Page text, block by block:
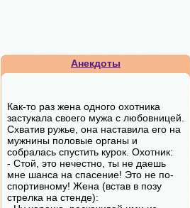
Анекдоты
Как-то раз жена одного охотника
застукала своего мужа с любовницей.
Схватив ружье, она наставила его на
мужнины половые органы и
собралась спустить курок. Охотник:
- Стой, это нечестно, ты не даешь
мне шанса на спасение! Это не по-
спортивному! Жена (встав в позу
стрелка на стенде):